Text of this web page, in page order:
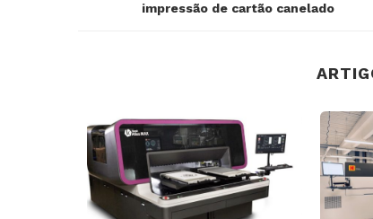
impressão de cartão canelado